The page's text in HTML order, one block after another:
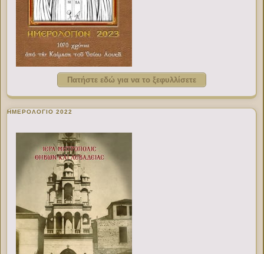
Πατήστε εδώ για να το ξεφυλλίσετε
ΗΜΕΡΟΛΟΓΙΟ 2022